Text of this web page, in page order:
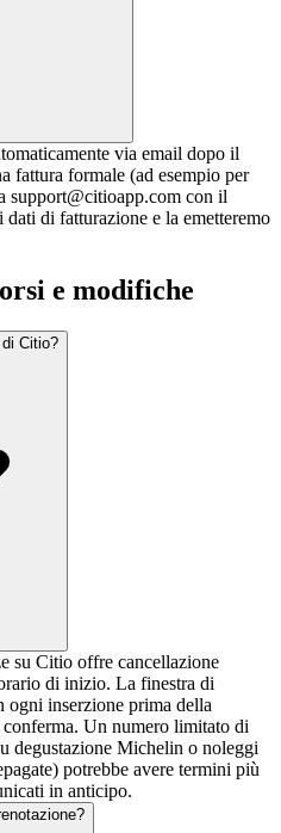
via email dopo il
fattura formale (ad esempio per
support@citioapp.com con il
di fatturazione e la emetteremo
e modifiche
Citio?
su Citio offre cancellazione
di inizio. La finestra di
ogni inserzione prima della
Un numero limitato di
degustazione Michelin o noleggi
potrebbe avere termini più
in anticipo.